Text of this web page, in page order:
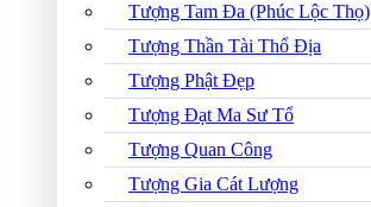
Tượng Tam Đa (Phúc Lộc Thọ)
Tượng Thần Tài Thổ Địa
Tượng Phật Đẹp
Tượng Đạt Ma Sư Tổ
Tượng Quan Công
Tượng Gia Cát Lượng